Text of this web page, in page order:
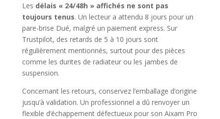
Les délais « 24/48h » affichés ne sont pas
toujours tenus. Un lecteur a attendu 8 jours pour un
pare-brise Dué, malgré un paiement express. Sur
Trustpilot, des retards de 5 à 10 jours sont
régulièrement mentionnés, surtout pour des pièces
comme les durites de radiateur ou les jambes de
suspension.
Concernant les retours, conservez l’emballage d’origine
jusqu’à validation. Un professionnel a dû renvoyer un
flexible d’échappement défectueux pour son Aixam Pro